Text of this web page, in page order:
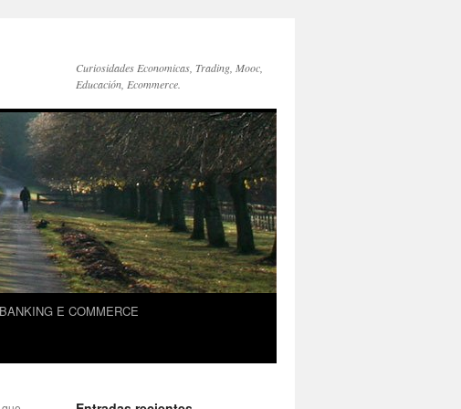
Curiosidades Economicas, Trading, Mooc,
Educación, Ecommerce.
E COMMERCE